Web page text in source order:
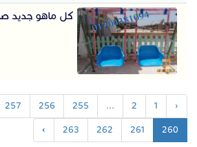
كل ماهو جديد
‹
1
2
...
255
256
257
260
261
262
263
›